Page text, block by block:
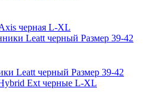
черная L-XL
Leatt черный Размер 39-42